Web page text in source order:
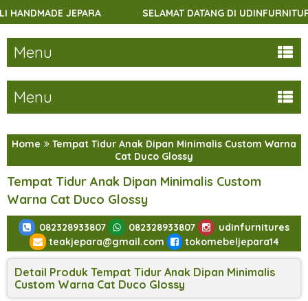
DATANG DI UDINFURNITURES.COM - MENJUAL
Menu
Menu
Home
Tempat Tidur Anak Dipan Minimalis Custom Warna
Cat Duco Glossy
Tempat Tidur Anak Dipan Minimalis Custom
Warna Cat Duco Glossy
082328933807 082328933807
udinfurnitures
teakjepara@gmail.com
tokomebeljepara14
Detail Produk Tempat Tidur Anak Dipan Minimalis
Custom Warna Cat Duco Glossy